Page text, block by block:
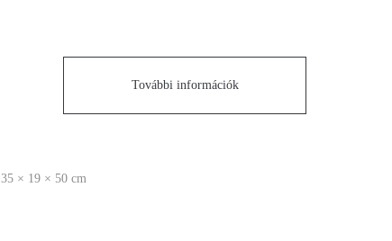
További információk
35 × 19 × 50 cm